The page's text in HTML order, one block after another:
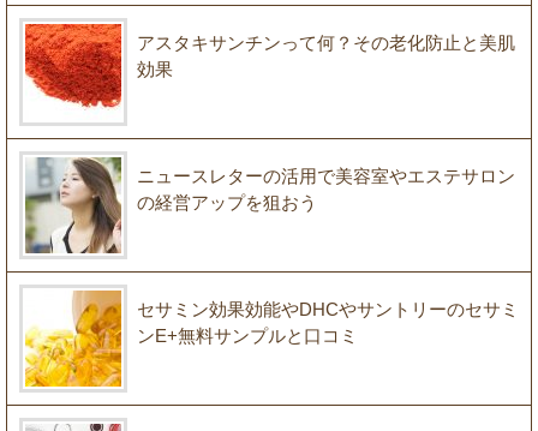
アスタキサンチンって何？その老化防止と美肌
効果
ニュースレターの活用で美容室やエステサロン
の経営アップを狙おう
セサミン効果効能やDHCやサントリーのセサミ
ンE+無料サンプルと口コミ